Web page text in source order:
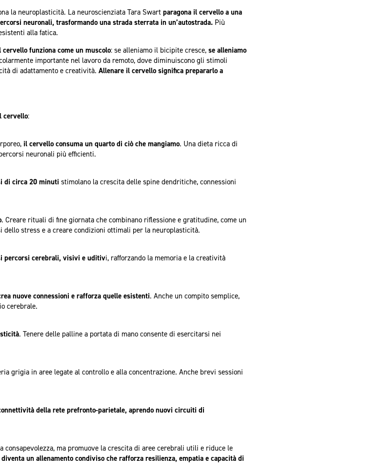
la neuroplasticità. La neuroscienziata Tara Swart paragona il cervello a una
neuronali, trasformando una strada sterrata in un’autostrada. Più
alla fatica.
cervello funziona come un muscolo: se alleniamo il bicipite cresce, se alleniamo
importante nel lavoro da remoto, dove diminuiscono gli stimoli
di adattamento e creatività. Allenare il cervello significa prepararlo a
cervello:
il cervello consuma un quarto di ciò che mangiamo. Una dieta ricca di
neuronali più efficienti.
di circa 20 minuti stimolano la crescita delle spine dendritiche, connessioni
. Creare rituali di fine giornata che combinano riflessione e gratitudine, come un
stress e a creare condizioni ottimali per la neuroplasticità.
percorsi cerebrali, visivi e uditivi, rafforzando la memoria e la creatività
nuove connessioni e rafforza quelle esistenti. Anche un compito semplice,
cerebrale.
. Tenere delle palline a portata di mano consente di esercitarsi nei
grigia in aree legate al controllo e alla concentrazione. Anche brevi sessioni
della rete prefronto-parietale, aprendo nuovi circuiti di
consapevolezza, ma promuove la crescita di aree cerebrali utili e riduce le
un allenamento condiviso che rafforza resilienza, empatia e capacità di